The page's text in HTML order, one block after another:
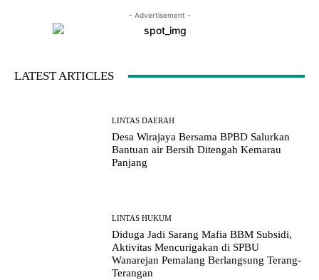
- Advertisement -
LATEST ARTICLES
LINTAS DAERAH
Desa Wirajaya Bersama BPBD Salurkan
Bantuan air Bersih Ditengah Kemarau
Panjang
LINTAS HUKUM
Diduga Jadi Sarang Mafia BBM Subsidi,
Aktivitas Mencurigakan di SPBU
Wanarejan Pemalang Berlangsung Terang-
Terangan